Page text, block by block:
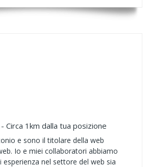
Circa 1km dalla tua posizione
e sono il titolare della web
Io e miei collaboratori abbiamo
esperienza nel settore del web sia